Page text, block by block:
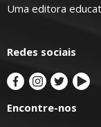
Uma editora
Redes sociais
Encontre-nos